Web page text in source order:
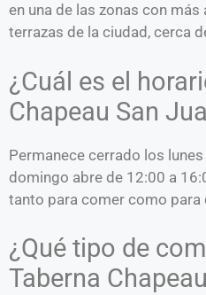
en una de las zonas con
terrazas de la ciudad, cerca
¿Cuál es el
Chapeau San
Permanece cerrado los
domingo abre de 12:00 a
tanto para comer como para
¿Qué tipo de
Taberna